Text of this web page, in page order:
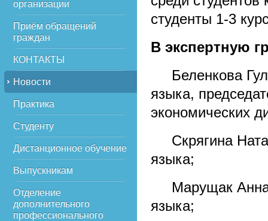
организации
Приём обращений
граждан
КОНТАКТЫ
Новости
Практика
Студенту
Дистанционное обучение
Выпускникам
Отделение
дополнительного
профессионального
студенты 1-3
В экспертную
Беленкова
языка,
экономических
Скрягина
языка;
Марущак Анна
языка;